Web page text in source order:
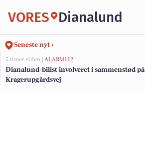
VORES Dianalund
Seneste nyt ›
5 timer siden | ALARM112
Dianalund-bilist involveret i sammenstød på
Kragerupgårdsvej